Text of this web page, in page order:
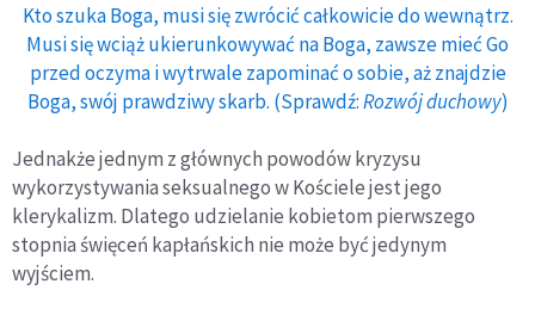
Kto szuka Boga, musi się zwrócić całkowicie do wewnątrz.
Musi się wciąż ukierunkowywać na Boga, zawsze mieć Go
przed oczyma i wytrwale zapominać o sobie, aż znajdzie
Boga, swój prawdziwy skarb. (Sprawdź:Rozwój duchowy)
Jednakże jednym z głównych powodów kryzysu
wykorzystywania seksualnego w Kościele jest jego
klerykalizm. Dlatego udzielanie kobietom pierwszego
stopnia święceń kapłańskich nie może być jedynym
wyjściem.